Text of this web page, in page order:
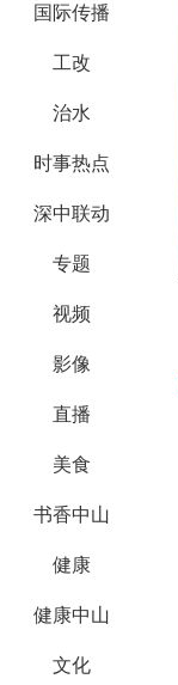
国际传播
工改
治水
时事热点
深中联动
专题
视频
影像
直播
美食
书香中山
健康
健康中山
文化